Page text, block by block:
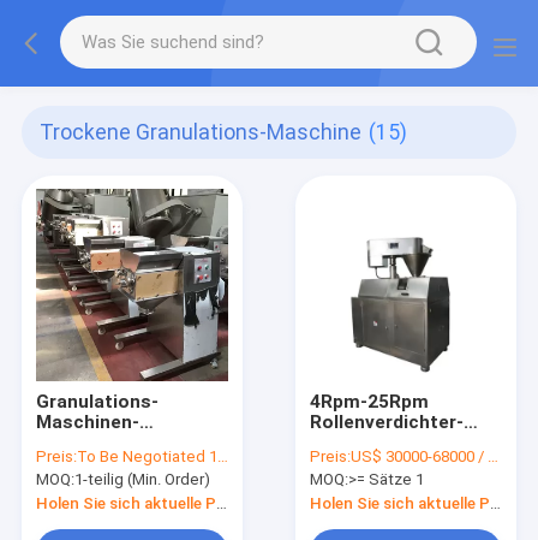
Trockene Granulations-Maschine (15)
Granulations-
Maschinen-
Schwingen-Kugel-
Maschine 65r/min
GMP trockene
Preis:To Be Negotiated 1 Piece (Min. Order)
MOQ:1-teilig (Min. Order)
4Rpm-25Rpm
Rollenverdichter-
Düngemittel-
Granulierer-Maschine
Preis:US$ 30000-68000 / Piece(FOB Price)
MOQ:>= Sätze 1